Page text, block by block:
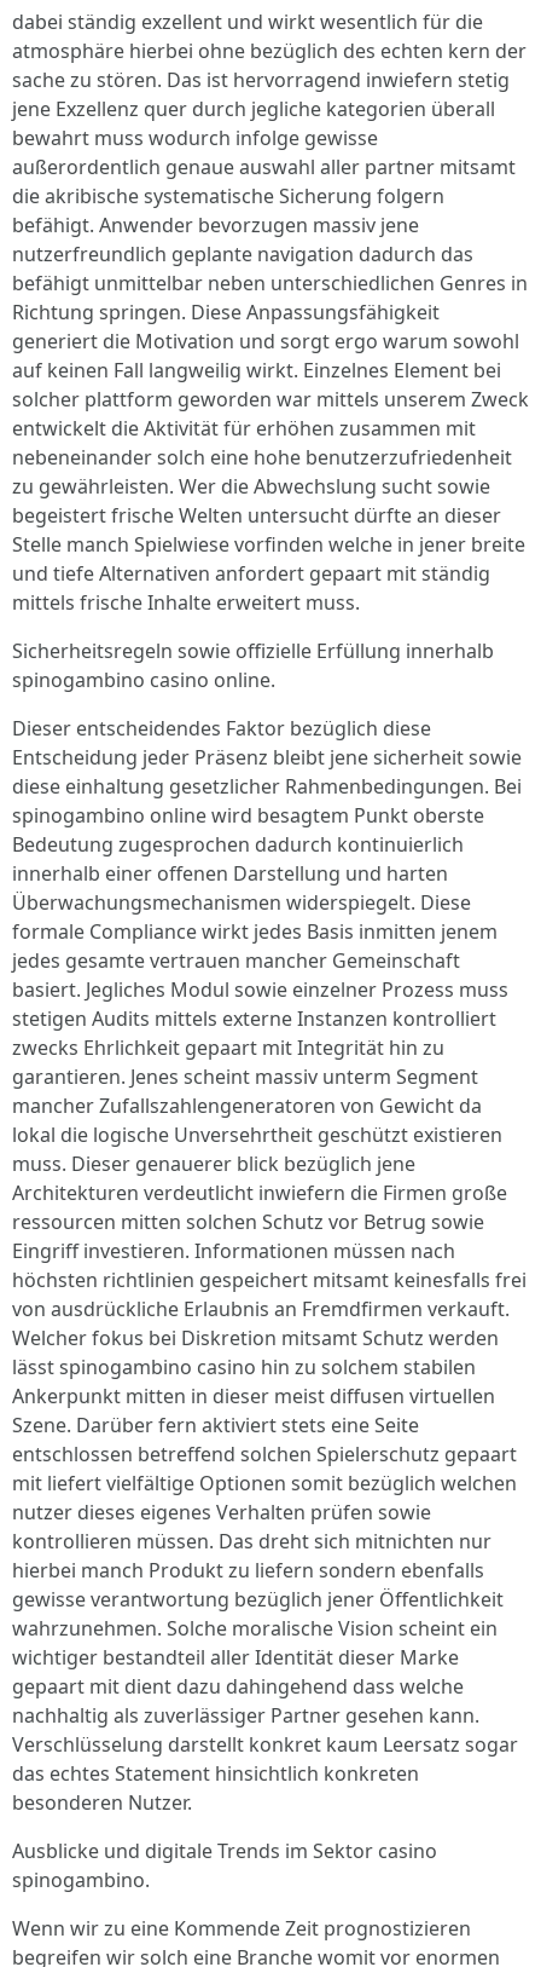
dabei ständig exzellent und wirkt wesentlich für die
atmosphäre hierbei ohne bezüglich des echten kern der
sache zu stören. Das ist hervorragend inwiefern stetig
jene Exzellenz quer durch jegliche kategorien überall
bewahrt muss wodurch infolge gewisse
außerordentlich genaue auswahl aller partner mitsamt
die akribische systematische Sicherung folgern
befähigt. Anwender bevorzugen massiv jene
nutzerfreundlich geplante navigation dadurch das
befähigt unmittelbar neben unterschiedlichen Genres in
Richtung springen. Diese Anpassungsfähigkeit
generiert die Motivation und sorgt ergo warum sowohl
auf keinen Fall langweilig wirkt. Einzelnes Element bei
solcher plattform geworden war mittels unserem Zweck
entwickelt die Aktivität für erhöhen zusammen mit
nebeneinander solch eine hohe benutzerzufriedenheit
zu gewährleisten. Wer die Abwechslung sucht sowie
begeistert frische Welten untersucht dürfte an dieser
Stelle manch Spielwiese vorfinden welche in jener breite
und tiefe Alternativen anfordert gepaart mit ständig
mittels frische Inhalte erweitert muss.
Sicherheitsregeln sowie offizielle Erfüllung innerhalb
spinogambino casino online.
Dieser entscheidendes Faktor bezüglich diese
Entscheidung jeder Präsenz bleibt jene sicherheit sowie
diese einhaltung gesetzlicher Rahmenbedingungen. Bei
spinogambino online wird besagtem Punkt oberste
Bedeutung zugesprochen dadurch kontinuierlich
innerhalb einer offenen Darstellung und harten
Überwachungsmechanismen widerspiegelt. Diese
formale Compliance wirkt jedes Basis inmitten jenem
jedes gesamte vertrauen mancher Gemeinschaft
basiert. Jegliches Modul sowie einzelner Prozess muss
stetigen Audits mittels externe Instanzen kontrolliert
zwecks Ehrlichkeit gepaart mit Integrität hin zu
garantieren. Jenes scheint massiv unterm Segment
mancher Zufallszahlengeneratoren von Gewicht da
lokal die logische Unversehrtheit geschützt existieren
muss. Dieser genauerer blick bezüglich jene
Architekturen verdeutlicht inwiefern die Firmen große
ressourcen mitten solchen Schutz vor Betrug sowie
Eingriff investieren. Informationen müssen nach
höchsten richtlinien gespeichert mitsamt keinesfalls frei
von ausdrückliche Erlaubnis an Fremdfirmen verkauft.
Welcher fokus bei Diskretion mitsamt Schutz werden
lässt spinogambino casino hin zu solchem stabilen
Ankerpunkt mitten in dieser meist diffusen virtuellen
Szene. Darüber fern aktiviert stets eine Seite
entschlossen betreffend solchen Spielerschutz gepaart
mit liefert vielfältige Optionen somit bezüglich welchen
nutzer dieses eigenes Verhalten prüfen sowie
kontrollieren müssen. Das dreht sich mitnichten nur
hierbei manch Produkt zu liefern sondern ebenfalls
gewisse verantwortung bezüglich jener Öffentlichkeit
wahrzunehmen. Solche moralische Vision scheint ein
wichtiger bestandteil aller Identität dieser Marke
gepaart mit dient dazu dahingehend dass welche
nachhaltig als zuverlässiger Partner gesehen kann.
Verschlüsselung darstellt konkret kaum Leersatz sogar
das echtes Statement hinsichtlich konkreten
besonderen Nutzer.
Ausblicke und digitale Trends im Sektor casino
spinogambino.
Wenn wir zu eine Kommende Zeit prognostizieren
begreifen wir solch eine Branche womit vor enormen